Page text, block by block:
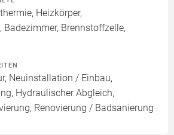
Heizkörper,
Badezimmer, Brennstoffzelle,
Neuinstallation / Einbau,
Hydraulischer Abgleich,
Renovierung / Badsanierung